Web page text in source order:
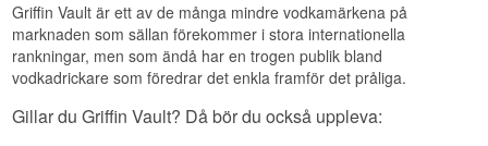
gravkammare, just eftersom det kombinerade det
starkaste av alla landdjur med det skarpaste av
alla fåglar.
Se hela vårt utbud avVodka
Lyssna på vår podd:
Griffin Vault är ett av de många mindre vodkamärkena på
marknaden som sällan förekommer i stora internationella
rankningar, men som ändå har en trogen publik bland
vodkadrickare som föredrar det enkla framför det pråliga.
Gillar du Griffin Vault? Då bör du också uppleva: